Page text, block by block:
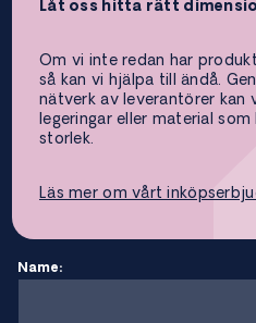
Låt oss hitta rätt
Om vi inte redan har
så kan vi hjälpa till ändå.
nätverk av leverantörer kan
legeringar eller material
storlek.
Läs mer om vårt
Name: